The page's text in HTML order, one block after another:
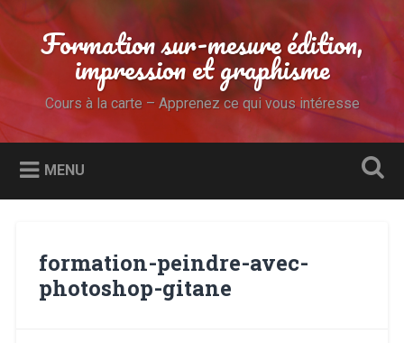
Accéder
au
contenu
principal
RechercheFormation sur-mesure édition,
impression et graphisme
Cours à la carte – Apprenez ce qui vous intéresse
MENU
formation-peindre-avec-
photoshop-gitane